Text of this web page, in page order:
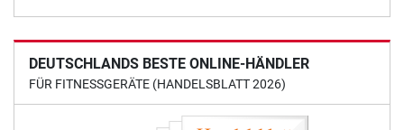
DEUTSCHLANDS BESTE ONLINE-HÄNDLER
FÜR FITNESSGERÄTE (HANDELSBLATT 2026)